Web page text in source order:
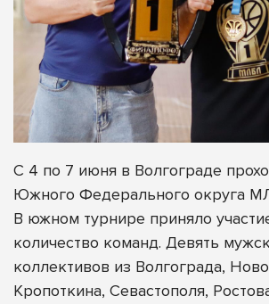
С 4 по 7 июня в Волгограде
Южного Федерального округа
В южном турнире приняло
количество команд. Девять
коллективов из Волгограда,
Кропоткина, Севастополя,